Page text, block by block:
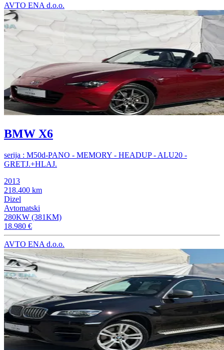
AVTO ENA d.o.o.
BMW X6
serija : M50d-PANO - MEMORY - HEADUP - ALU20 -
GRETJ.+HLAJ.
2013
218.400 km
Dizel
Avtomatski
280KW (381KM)
18.980 €
AVTO ENA d.o.o.